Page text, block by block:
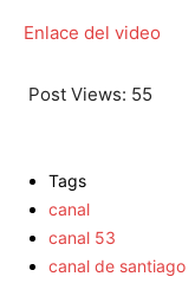
Enlace del video
Post Views: 55
Tags
canal
canal 53
canal de santiago